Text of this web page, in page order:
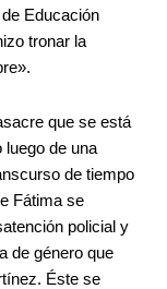
Educación
tronar la
que se está
luego de una
de tiempo
Fátima se
policial y
de género que
Éste se